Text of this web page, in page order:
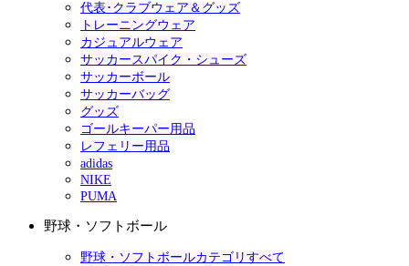
代表･クラブウェア＆グッズ
トレーニングウェア
カジュアルウェア
サッカースパイク・シューズ
サッカーボール
サッカーバッグ
グッズ
ゴールキーパー用品
レフェリー用品
adidas
NIKE
PUMA
野球・ソフトボール
野球・ソフトボールカテゴリすべて